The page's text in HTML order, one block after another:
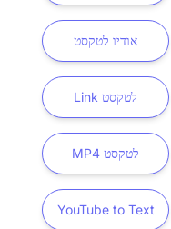
אודיו לטקסט
Link לטקסט
MP4 לטקסט
YouTube to Text